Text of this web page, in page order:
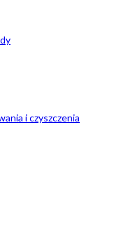
i czyszczenia